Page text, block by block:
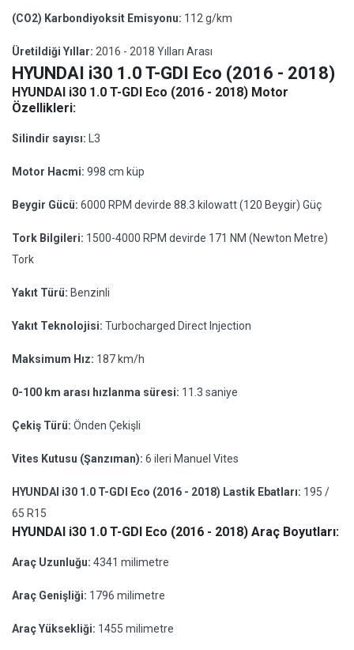
(CO2) Karbondiyoksit Emisyonu: 112 g/km
Üretildiği Yıllar: 2016 - 2018 Yılları Arası
HYUNDAI i30 1.0 T-GDI Eco (2016 - 2018)
HYUNDAI i30 1.0 T-GDI Eco (2016 - 2018) Motor
Özellikleri:
Silindir sayısı: L3
Motor Hacmi: 998 cm küp
Beygir Gücü: 6000 RPM devirde 88.3 kilowatt (120 Beygir) Güç
Tork Bilgileri: 1500-4000 RPM devirde 171 NM (Newton Metre)
Tork
Yakıt Türü: Benzinli
Yakıt Teknolojisi: Turbocharged Direct Injection
Maksimum Hız: 187 km/h
0-100 km arası hızlanma süresi: 11.3 saniye
Çekiş Türü: Önden Çekişli
Vites Kutusu (Şanzıman): 6 ileri Manuel Vites
HYUNDAI i30 1.0 T-GDI Eco (2016 - 2018) Lastik Ebatları: 195 /
65 R15
HYUNDAI i30 1.0 T-GDI Eco (2016 - 2018) Araç Boyutları:
Araç Uzunluğu: 4341 milimetre
Araç Genişliği: 1796 milimetre
Araç Yüksekliği: 1455 milimetre